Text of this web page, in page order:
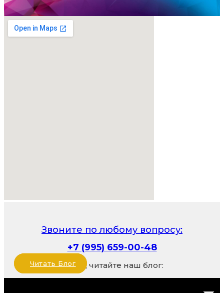
Звоните по любому вопросу:
+7 (995) 659-00-48
Также, читайте наш блог:
Читать Блог